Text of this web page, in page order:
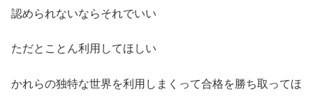
認められないならそれでいい
ただとことん利用してほしい
かれらの独特な世界を利用しまくって合格を勝ち取ってほ